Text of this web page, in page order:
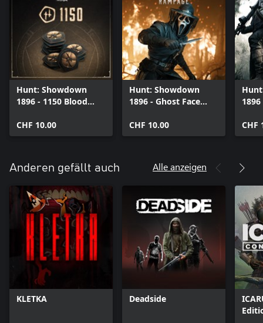
Hunt: Showdown
1896 - 1150 Blood
CHF 10.00
Hunt: Showdown
1896 - Ghost Face
CHF 10.00
CHF
Anderen gefällt auch Alle anzeigen
KLETKA Deadside